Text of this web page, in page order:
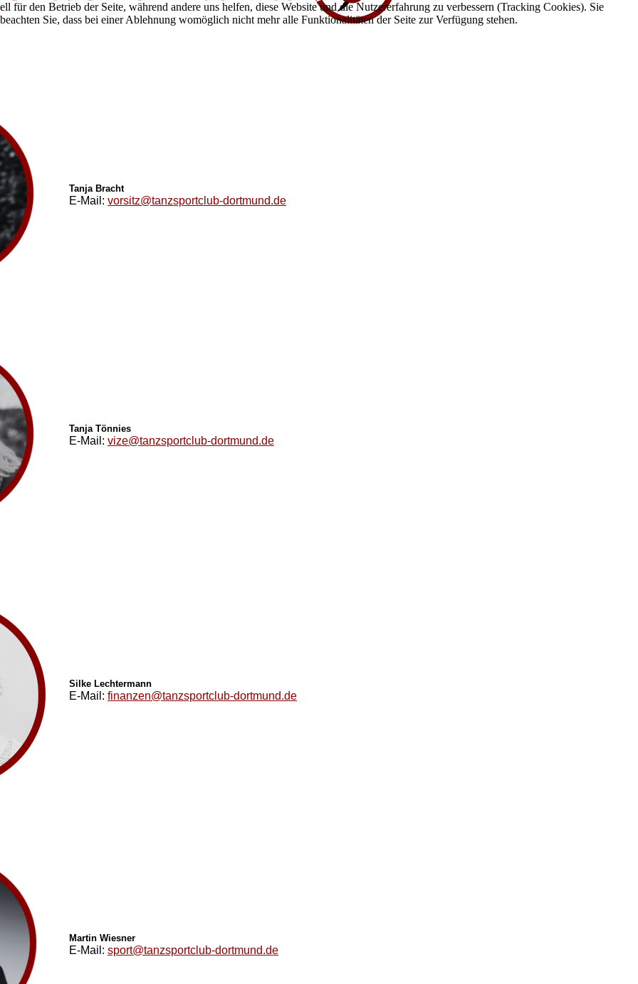
Tanja Bracht
E-Mail: vorsitz@tanzsportclub-dortmund.de
Tanja Tönnies
E-Mail: vize@tanzsportclub-dortmund.de
Silke Lechtermann
E-Mail: finanzen@tanzsportclub-dortmund.de
Martin Wiesner
E-Mail: sport@tanzsportclub-dortmund.de
für den Betrieb der Seite, während andere uns helfen, diese Website und die Nutzererfahrung zu verbessern (Tracking Cookies). Sie
Sie, dass bei einer Ablehnung womöglich nicht mehr alle Funktionalitäten der Seite zur Verfügung stehen.